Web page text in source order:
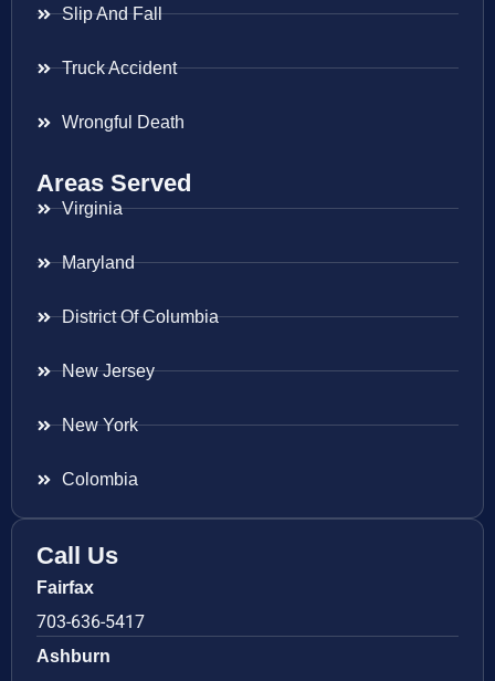
Slip And Fall
Truck Accident
Wrongful Death
Areas Served
Virginia
Maryland
District Of Columbia
New Jersey
New York
Colombia
Call Us
Fairfax
703-636-5417
Ashburn